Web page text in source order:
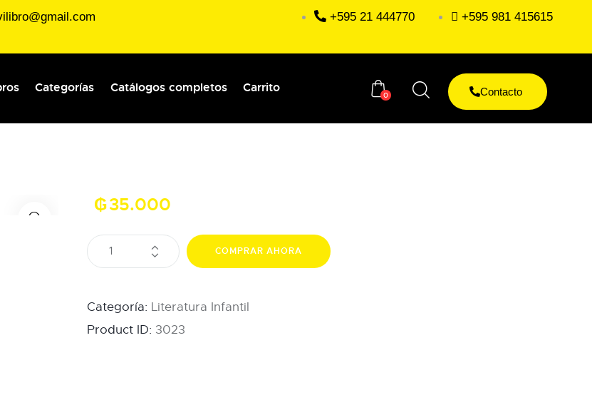
+595 21 444770 +595 981 415615
Categorías Catálogos completos Carrito
0 Contacto
₲35.000
COMPRAR AHORA
Categoría: Literatura Infantil
Product ID: 3023